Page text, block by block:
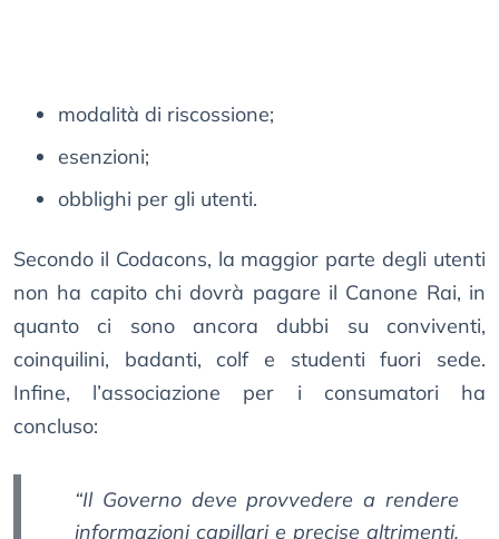
modalità di riscossione;
esenzioni;
obblighi per gli utenti.
Secondo il Codacons, la maggior parte degli utenti
non ha capito chi dovrà pagare il Canone Rai, in
quanto ci sono ancora dubbi su conviventi,
coinquilini, badanti, colf e studenti fuori sede.
Infine, l’associazione per i consumatori ha
concluso:
“Il Governo deve provvedere a rendere
informazioni capillari e precise altrimenti,